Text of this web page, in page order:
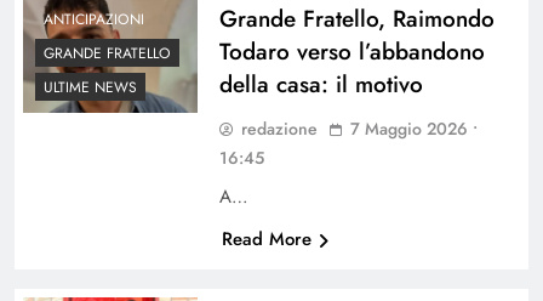
ANTICIPAZIONI
GRANDE FRATELLO
ULTIME NEWS
Grande Fratello, Raimondo
Todaro verso l’abbandono
della casa: il motivo
redazione
7 Maggio 2026 •
16:45
A…
Read More